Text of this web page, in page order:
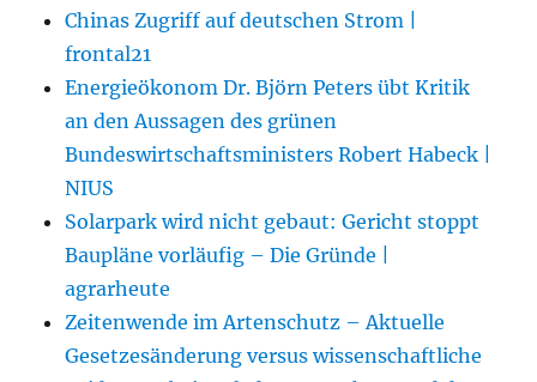
Chinas Zugriff auf deutschen Strom |
frontal21
Energieökonom Dr. Björn Peters übt Kritik
an den Aussagen des grünen
Bundeswirtschaftsministers Robert Habeck |
NIUS
Solarpark wird nicht gebaut: Gericht stoppt
Baupläne vorläufig – Die Gründe |
agrarheute
Zeitenwende im Artenschutz – Aktuelle
Gesetzesänderung versus wissenschaftliche